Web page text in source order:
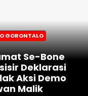
GORONTALO
Se-Bone
Deklarasi
Aksi Demo
Malik